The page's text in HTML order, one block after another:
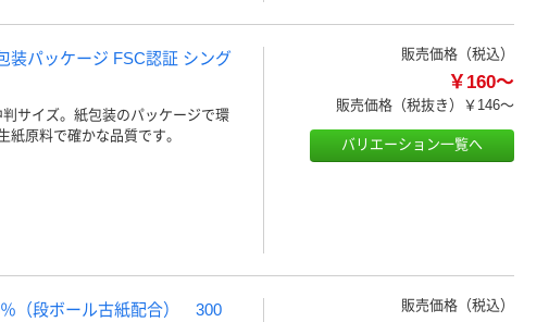
装パッケージ FSC認証 シング
サイズ。紙包装のパッケージで環
原料で確かな品質です。
販売価格（税込）
￥160～
販売価格（税抜き） ￥146～
バリエーション一覧へ
（段ボール古紙配合） 300
販売価格（税込）